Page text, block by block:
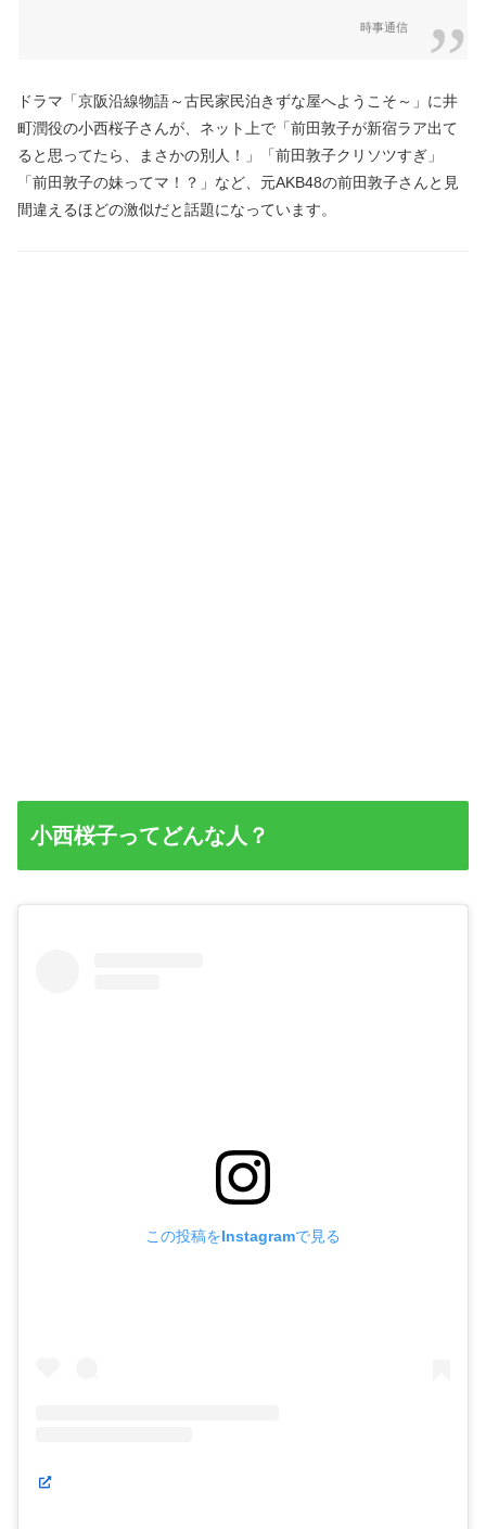
時事通信
ドラマ「京阪沿線物語～古民家民泊きずな屋へようこそ～」に井
町潤役の小西桜子さんが、ネット上で「前田敦子が新宿ラア出て
ると思ってたら、まさかの別人！」「前田敦子クリソツすぎ」
「前田敦子の妹ってマ！？」など、元AKB48の前田敦子さんと見
間違えるほどの激似だと話題になっています。
小西桜子ってどんな人？
この投稿をInstagramで見る